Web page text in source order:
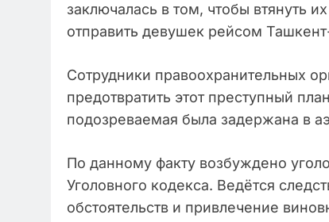
заключалась в том, чтобы втянуть
отправить девушек рейсом
Сотрудники правоохранительных
предотвратить этот преступный
подозреваемая была задержана в
По данному факту возбуждено
Уголовного кодекса. Ведётся
обстоятельств и привлечение